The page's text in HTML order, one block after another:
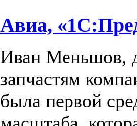
Авиа,
Иван Меньшов,
запчастям
была первой